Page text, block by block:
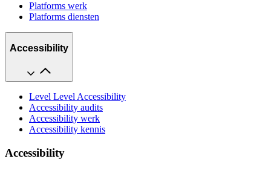
Platforms werk
Platforms diensten
Accessibility
Level Level Accessibility
Accessibility audits
Accessibility werk
Accessibility kennis
Accessibility